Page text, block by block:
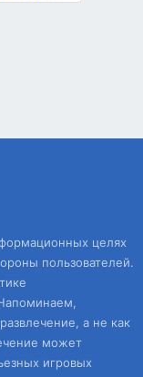
почта
целях
пользователей.
а не как
может
игровых